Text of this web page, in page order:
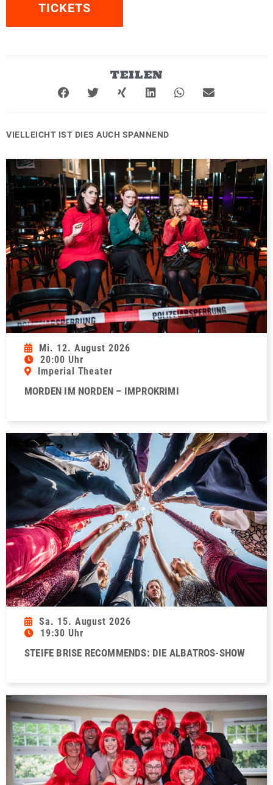
TICKETS
TEILEN
VIELLEICHT IST DIES AUCH SPANNEND
Mi. 12. August 2026
20:00 Uhr
Imperial Theater
MORDEN IM NORDEN – IMPROKRIMI
Sa. 15. August 2026
19:30 Uhr
STEIFE BRISE RECOMMENDS: DIE ALBATROS-SHOW